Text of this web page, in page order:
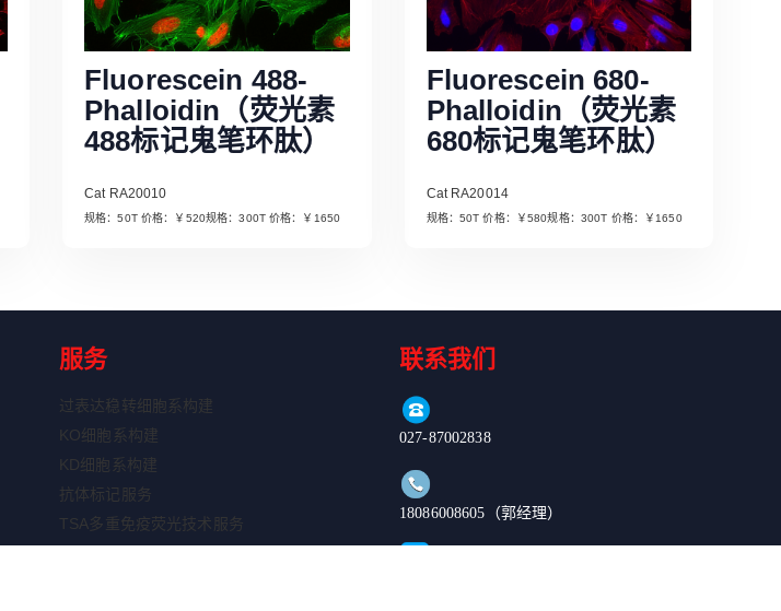
Read More
Fluorescein 488-
Phalloidin（荧光素
488标记鬼笔环肽）
Cat RA20010
规格：50T 价格：￥520规格：300T 价格：￥1650 Read More
Fluorescein 680-
Phalloidin（荧光素
680标记鬼笔环肽）
Cat RA20014
规格：50T 价格：￥580规格：300T 价格：￥1650
服务
过表达稳转细胞系构建
KO细胞系构建
KD细胞系构建
抗体标记服务
TSA多重免疫荧光技术服务
联系我们
027-87002838
18086008605（郭经理）